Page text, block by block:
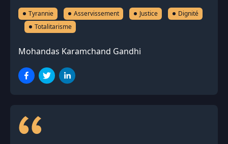
Tyrannie Asservissement Justice
Dignité
Totalitarisme
Mohandas Karamchand Gandhi